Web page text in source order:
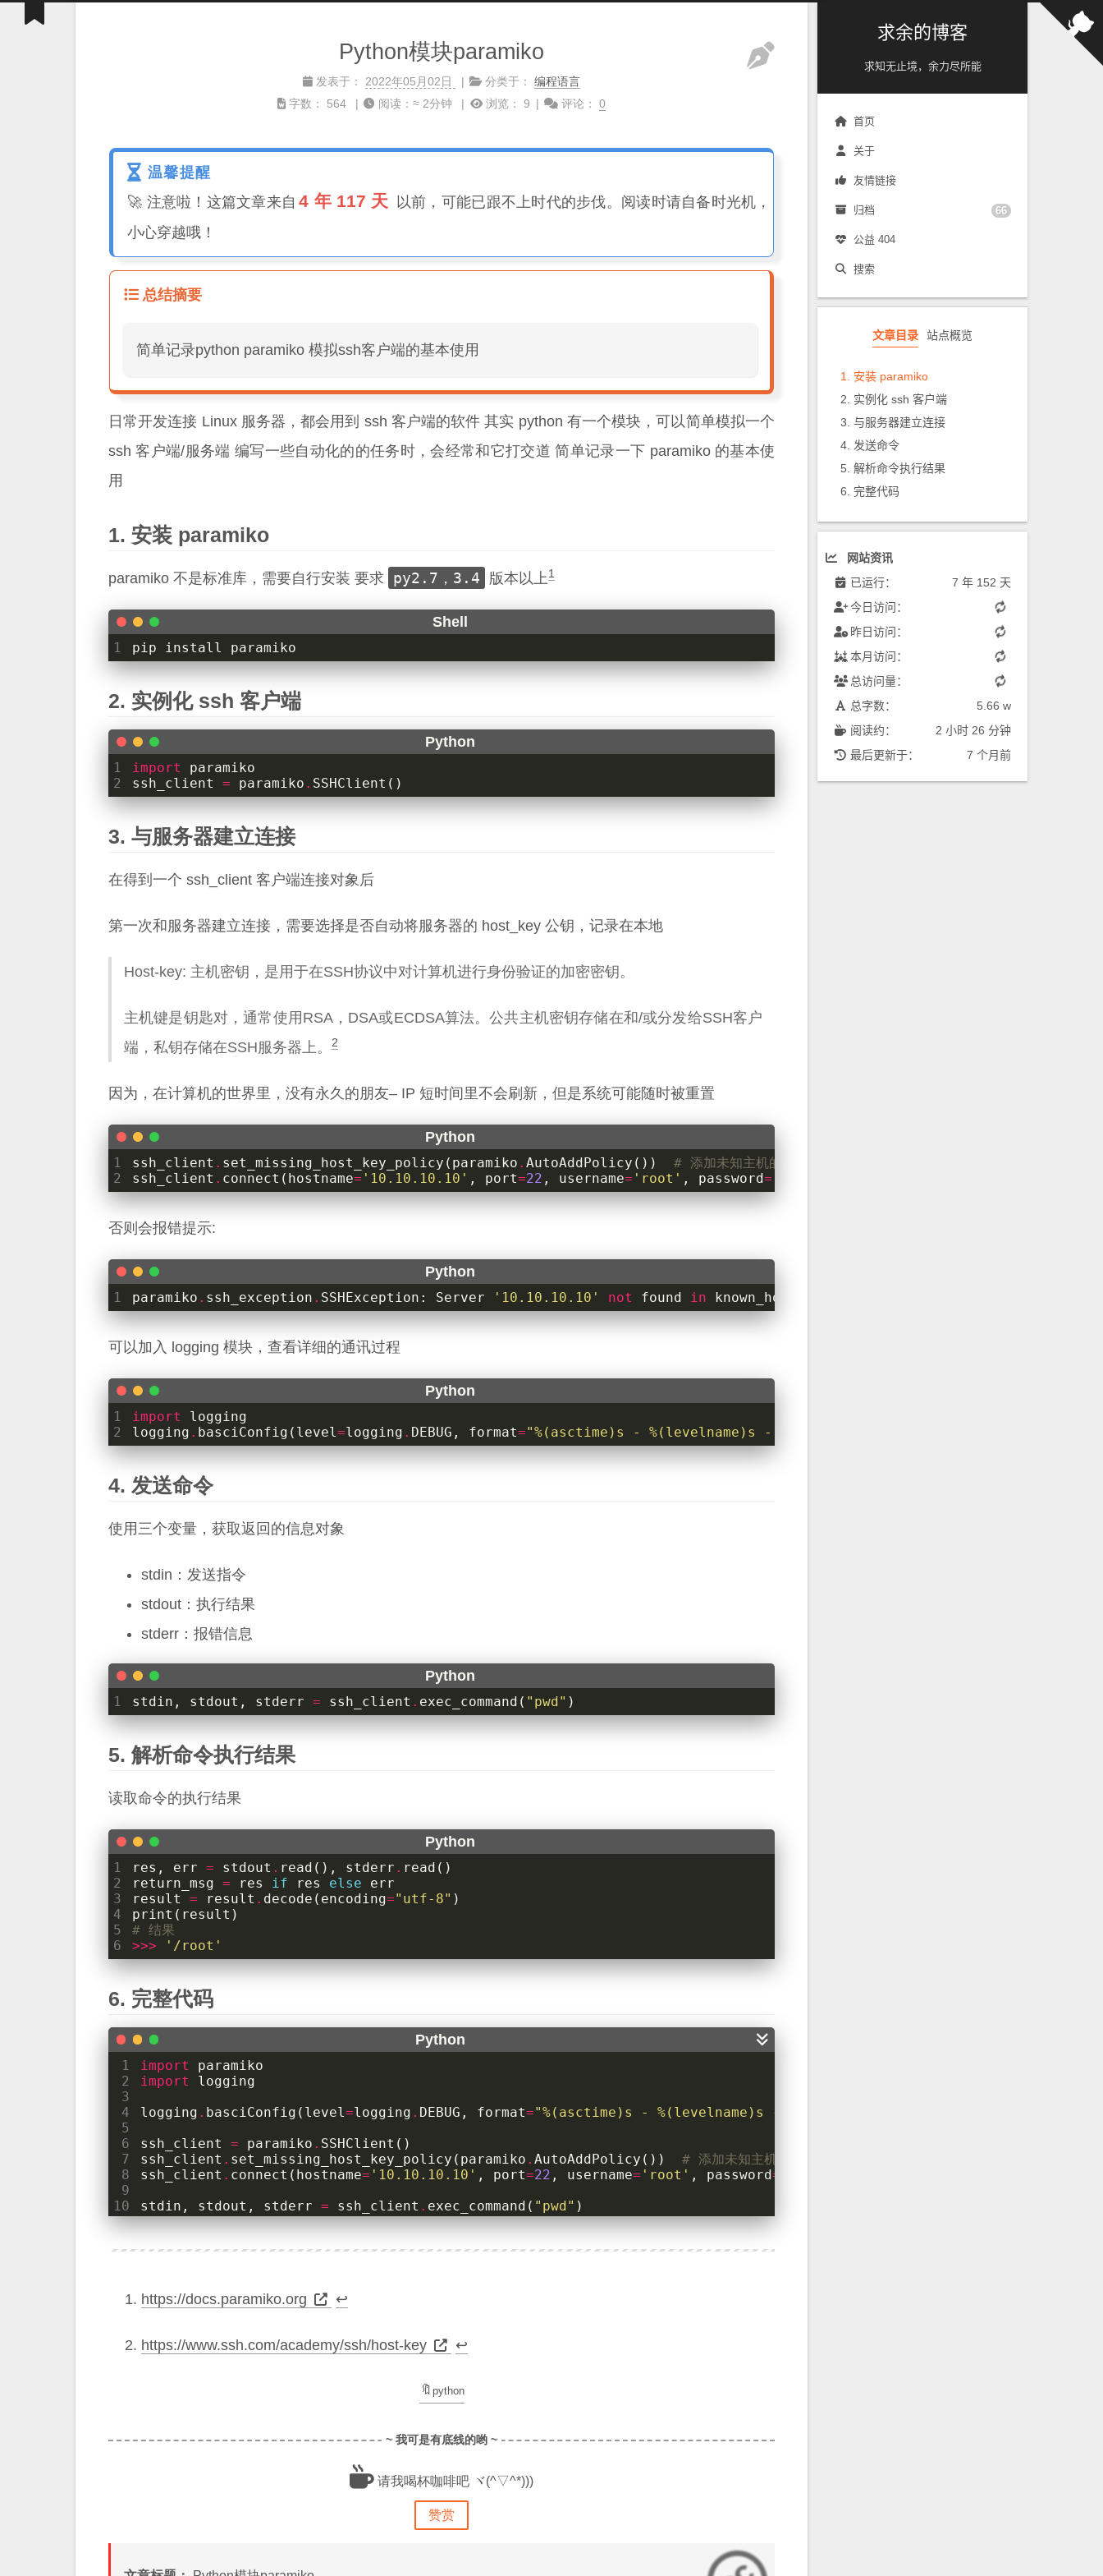
求余的博客
求知无止境，余力尽所能
首页
关于
友情链接
归档 66
公益 404
搜索
文章目录 站点概览
安装 paramiko
实例化 ssh 客户端
与服务器建立连接
发送命令
解析命令执行结果
完整代码
网站资讯
已运行：
7 年 152 天
今日访问：
昨日访问：
本月访问：
总访问量：
总字数：
5.66 w
阅读约：
2 小时 26 分钟
最后更新于：
7 个月前
Python模块paramiko
发表于： 2022年05月02日 分类于：编程语言
字数：
564 阅读：≈ 2分钟 浏览： 9 评论：0
温馨提醒
🚀 注意啦！这篇文章来自 4 年 117 天
以前，可能已跟不上时代的步伐。阅读时请自备时光机，
小心穿越哦！
总结摘要
简单记录python paramiko 模拟ssh客户端的基本使用
日常开发连接 Linux 服务器，都会用到 ssh 客户端的软件 其实 python 有一个模块，可以简单模拟一个
ssh 客户端/服务端 编写一些自动化的的任务时，会经常和它打交道 简单记录一下 paramiko 的基本使
用
安装 paramiko
paramiko 不是标准库，需要自行安装 要求 py2.7，3.4 版本以上 1
1 pip install paramiko
实例化 ssh 客户端
1
2
import
paramiko
ssh_client
= paramiko . SSHClient ()
与服务器建立连接
在得到一个 ssh_client 客户端连接对象后
第一次和服务器建立连接，需要选择是否自动将服务器的 host_key 公钥，记录在本地
Host-key: 主机密钥，是用于在SSH协议中对计算机进行身份验证的加密密钥。
主机键是钥匙对，通常使用RSA，DSA或ECDSA算法。公共主机密钥存储在和/或分发给SSH客户
端，私钥存储在SSH服务器上。
2
因为，在计算机的世界里，没有永久的朋友– IP 短时间里不会刷新，但是系统可能随时被重置
1
2
ssh_client . set_missing_host_key_policy ( paramiko . AutoAddPolicy ())
# 添加未知主机的 ssh 公钥
ssh_client . connect ( hostname= '10.10.10.10' , port=22 , username= 'root' , password=
否则会报错提示:
1 paramiko . ssh_exception . SSHException : Server '10.10.10.10' not found in known_hosts
可以加入 logging 模块，查看详细的通讯过程
1
2
import
logging
logging . basciConfig ( level=logging . DEBUG , format="%(asctime)s - %(levelname)s -
发送命令
使用三个变量，获取返回的信息对象
stdin：发送指令
stdout：执行结果
stderr：报错信息
1 stdin , stdout , stderr = ssh_client . exec_command ( "pwd" )
解析命令执行结果
读取命令的执行结果
1
2
3
4
5
6
res , err = stdout . read (), stderr . read ()
return_msg = res if res else
err
result
= result . decode ( encoding="utf-8" )
print ( result )
# 结果
>>>
'/root'
完整代码
1
2
3
4
5
6
7
8
9
10
11
13
import
paramiko
import
logging
logging . basciConfig ( level=logging . DEBUG , format="%(asctime)s - %(levelname)s -
ssh_client
= paramiko . SSHClient ()
ssh_client . set_missing_host_key_policy ( paramiko . AutoAddPolicy ())
# 添加未知主机的 ssh 公钥
ssh_client . connect ( hostname= '10.10.10.10' , port=22 , username= 'root' , password=
stdin , stdout , stderr = ssh_client . exec_command ( "pwd" )
res, err = stdout.read(), stderr.read()
result = result.decode(encoding="utf-8")
https://docs.paramiko.org ↩︎
https://www.ssh.com/academy/ssh/host-key ↩︎
python
请我喝杯咖啡吧 ヾ(^▽^*)))
赞赏